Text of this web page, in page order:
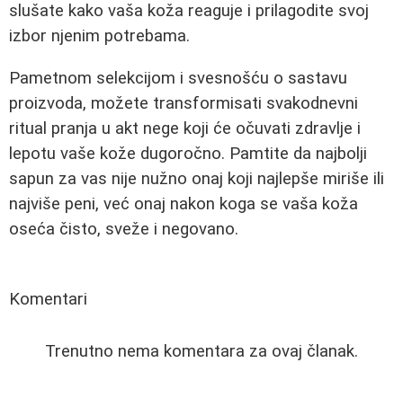
slušate kako vaša koža reaguje i prilagodite svoj
izbor njenim potrebama.
Pametnom selekcijom i svesnošću o sastavu
proizvoda, možete transformisati svakodnevni
ritual pranja u akt nege koji će očuvati zdravlje i
lepotu vaše kože dugoročno. Pamtite da najbolji
sapun za vas nije nužno onaj koji najlepše miriše ili
najviše peni, već onaj nakon koga se vaša koža
oseća čisto, sveže i negovano.
Komentari
Trenutno nema komentara za ovaj članak.